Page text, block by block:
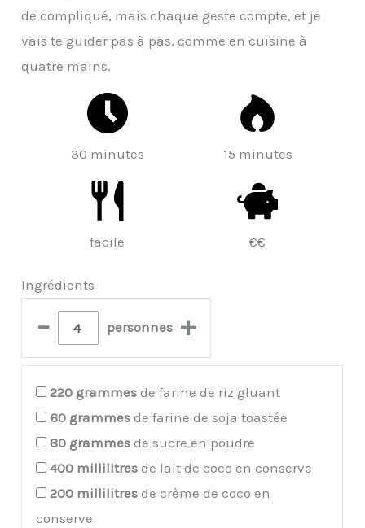
de compliqué, mais chaque geste compte, et je
vais te guider pas à pas, comme en cuisine à
quatre mains.
30 minutes 15 minutes
facile €€
Ingrédients
– personnes +
220 grammes de farine de riz gluant
60 grammes de farine de soja toastée
80 grammes de sucre en poudre
400 millilitres de lait de coco en conserve
200 millilitres de crème de coco en
conserve